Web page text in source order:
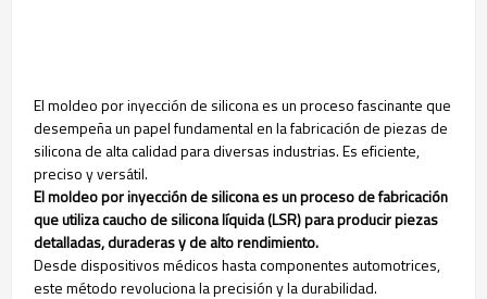
El moldeo por inyección de silicona es un proceso fascinante que
desempeña un papel fundamental en la fabricación de piezas de
silicona de alta calidad para diversas industrias. Es eficiente,
preciso y versátil.
El moldeo por inyección de silicona es un proceso de fabricación
que utiliza caucho de silicona líquida (LSR) para producir piezas
detalladas, duraderas y de alto rendimiento.
Desde dispositivos médicos hasta componentes automotrices,
este método revoluciona la precisión y la durabilidad.